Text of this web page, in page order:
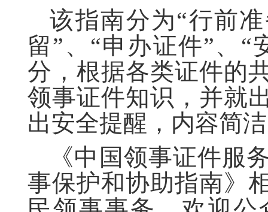
该指南分为“行前
留”、“申办证件”、“
分，根据各类证件的
领事证件知识，并就
出安全提醒，内容简
《中国领事证件服
事保护和协助指南》